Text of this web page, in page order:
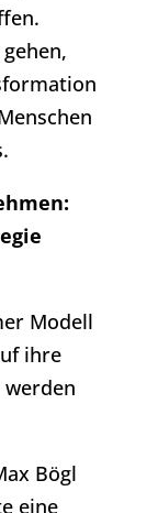
Modell
ihre
werden
Bögl
eine